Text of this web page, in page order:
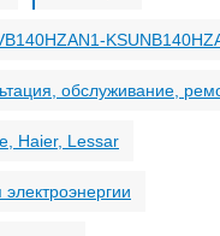
обслуживание,
Haier, Lessar